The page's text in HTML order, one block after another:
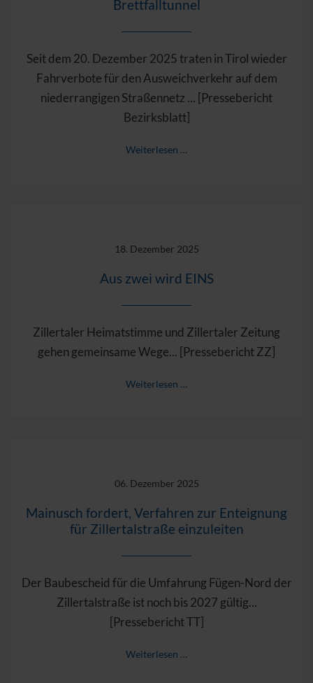
Brettfalltunnel
Seit dem 20. Dezember 2025 traten in Tirol wieder
Fahrverbote für den Ausweichverkehr auf dem
niederrangigen Straßennetz ... [Pressebericht
Bezirksblatt]
Weiterlesen …
18. Dezember 2025
Aus zwei wird EINS
Zillertaler Heimatstimme und Zillertaler Zeitung
gehen gemeinsame Wege... [Pressebericht ZZ]
Weiterlesen …
06. Dezember 2025
Mainusch fordert, Verfahren zur Enteignung
für Zillertalstraße einzuleiten
Der Baubescheid für die Umfahrung Fügen-Nord der
Zillertalstraße ist noch bis 2027 gültig...
[Pressebericht TT]
Weiterlesen …